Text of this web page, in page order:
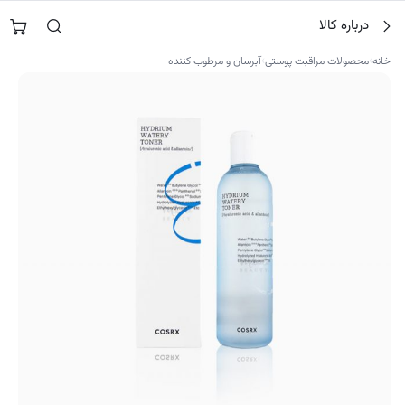
محتوا
جستجو در
درباره کالا
خانه›محصولات مراقبت پوستی›آبرسان و مرطوب کننده